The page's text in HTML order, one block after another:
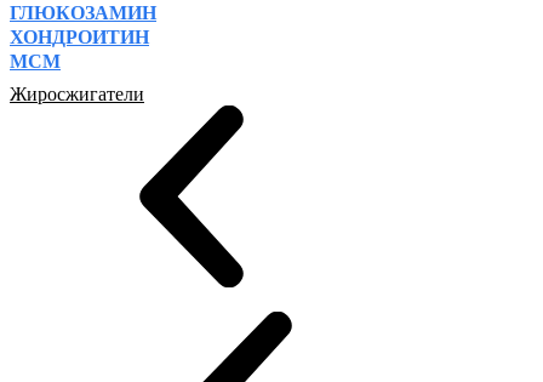
ГЛЮКОЗАМИН
ХОНДРОИТИН
МСМ
Жиросжигатели